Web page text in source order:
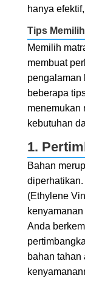
hanya
Tips
Memilih
membuat
pengalaman
beberapa
menemukan
kebutuhan
1.
Bahan
(Ethylene
Anda
bahan tahan